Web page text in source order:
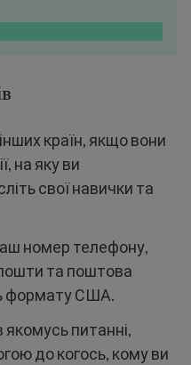
країн, якщо вони
на яку ви
свої навички та
номер телефону,
та поштова
формату США.
питанні,
до когось, кому ви